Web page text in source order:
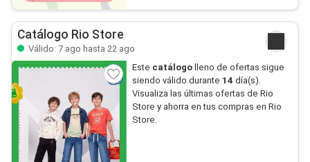
Catálogo Rio Store
Válido: 7 ago hasta 22 ago
Este catálogo lleno de ofertas sigue
siendo válido durante 14 día(s).
Visualiza las últimas ofertas de Rio
Store y ahorra en tus compras en Rio
Store.